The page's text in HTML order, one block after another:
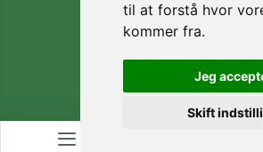
til at forstå hvor
kommer fra.
Jeg
Skift